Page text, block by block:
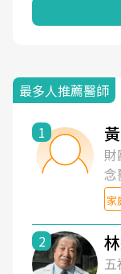
最多人推薦醫師
1
念
家
2
五